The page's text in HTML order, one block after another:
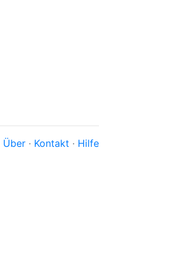
Über · Kontakt · Hilfe